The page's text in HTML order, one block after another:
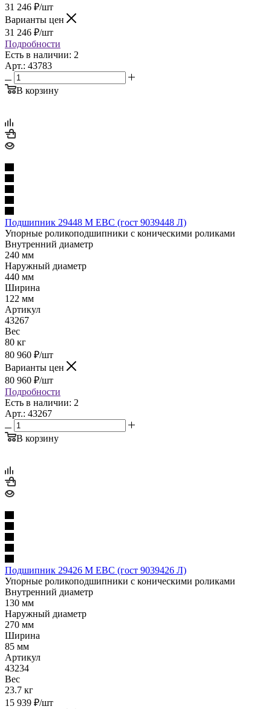
31 246 ₽/шт
Варианты цен
31 246 ₽/шт
Подробности
Есть в наличии: 2
Арт.: 43783
В корзину
Подшипник 29448 M EBC (гост 9039448 Л)
Упорные роликоподшипники с коническими роликами
Внутренний диаметр
240 мм
Наружный диаметр
440 мм
Ширина
122 мм
Артикул
43267
Вес
80 кг
80 960 ₽/шт
Варианты цен
80 960 ₽/шт
Подробности
Есть в наличии: 2
Арт.: 43267
В корзину
Подшипник 29426 M EBC (гост 9039426 Л)
Упорные роликоподшипники с коническими роликами
Внутренний диаметр
130 мм
Наружный диаметр
270 мм
Ширина
85 мм
Артикул
43234
Вес
23.7 кг
15 939 ₽/шт